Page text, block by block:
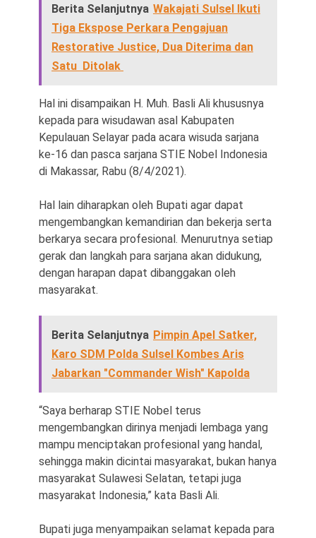
Berita Selanjutnya Wakajati Sulsel Ikuti
Tiga Ekspose Perkara Pengajuan
Restorative Justice, Dua Diterima dan
Satu Ditolak
Hal ini disampaikan H. Muh. Basli Ali khususnya
kepada para wisudawan asal Kabupaten
Kepulauan Selayar pada acara wisuda sarjana
ke-16 dan pasca sarjana STIE Nobel Indonesia
di Makassar, Rabu (8/4/2021).
Hal lain diharapkan oleh Bupati agar dapat
mengembangkan kemandirian dan bekerja serta
berkarya secara profesional. Menurutnya setiap
gerak dan langkah para sarjana akan didukung,
dengan harapan dapat dibanggakan oleh
masyarakat.
Berita Selanjutnya Pimpin Apel Satker,
Karo SDM Polda Sulsel Kombes Aris
Jabarkan "Commander Wish" Kapolda
“Saya berharap STIE Nobel terus
mengembangkan dirinya menjadi lembaga yang
mampu menciptakan profesional yang handal,
sehingga makin dicintai masyarakat, bukan hanya
masyarakat Sulawesi Selatan, tetapi juga
masyarakat Indonesia,” kata Basli Ali.
Bupati juga menyampaikan selamat kepada para